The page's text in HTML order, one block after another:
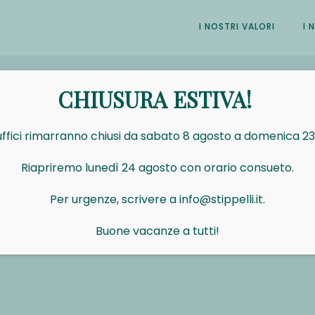
I NOSTRI VALORI I
CHIUSURA ESTIVA!
rimarranno chiusi da sabato 8 agosto a domenica
Riapriremo lunedì 24 agosto con orario consueto.
Per urgenze, scrivere a info@stippelli.it.
Buone vacanze a tutti!